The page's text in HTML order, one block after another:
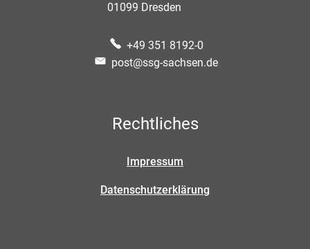
01099 Dresden
+49 351 8192-0
post@ssg-sachsen.de
Rechtliches
Impressum
Datenschutzerklärung